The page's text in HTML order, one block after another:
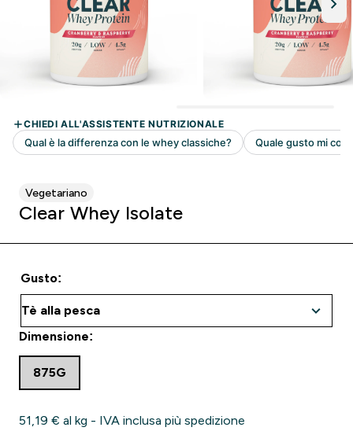
Vegetariano
Clear Whey Isolate
Gusto:
Dimensione:
875G
51,19 €‎ al kg - IVA inclusa più spedizione